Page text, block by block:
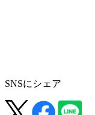
SNSにシェア